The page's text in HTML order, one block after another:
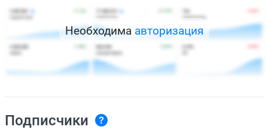
Необходима авторизация
Подписчики